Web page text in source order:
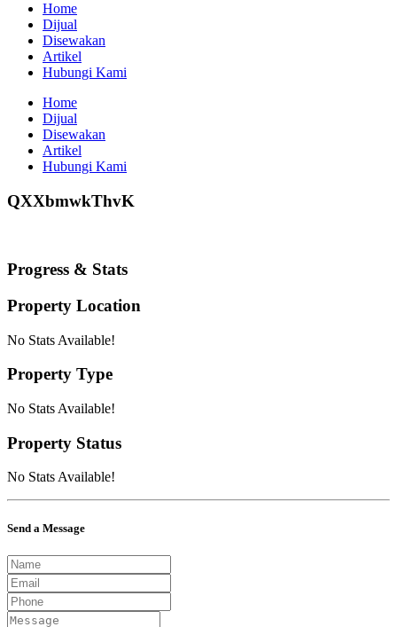
Home
Dijual
Disewakan
Artikel
Hubungi Kami
Home
Dijual
Disewakan
Artikel
Hubungi Kami
QXXbmwkThvK
Progress & Stats
Property Location
No Stats Available!
Property Type
No Stats Available!
Property Status
No Stats Available!
Send a Message